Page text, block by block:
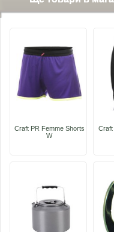
Craft PR Femme Shorts
W
Craft